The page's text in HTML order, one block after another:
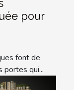
pour
font de
portes qui...